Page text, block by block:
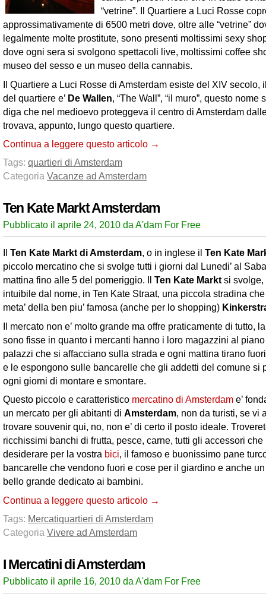
“vetrine”. Il Quartiere a Luci Rosse
approssimativamente di 6500 metri dove, oltre alle “vetrine”
legalmente molte prostitute, sono presenti moltissimi sexy
dove ogni sera si svolgono spettacoli live, moltissimi coffee
museo del sesso e un museo della cannabis.
Il Quartiere a Luci Rosse di Amsterdam esiste del XIV secolo,
del quartiere e’ De Wallen, “The Wall”, “il muro”, questo nome
diga che nel medioevo proteggeva il centro di Amsterdam
trovava, appunto, lungo questo quartiere.
Continua a leggere questo articolo →
Tags: quartieri di Amsterdam
Categoria Vacanze ad Amsterdam
Ten Kate Markt Amsterdam
Pubblicato il aprile 24, 2010 da A'dam For Free
Ten Kate Markt di Amsterdam, o in inglese il Ten Kate
piccolo mercatino che si svolge tutti i giorni dal Lunedi’ al
mattina fino alle 5 del pomeriggio. Il Ten Kate Markt si svolge,
intuibile dal nome, in Ten Kate Straat, una piccola stradina
meta’ della ben piu’ famosa (anche per lo shopping)
Il mercato non e’ molto grande ma offre praticamente di tutto,
sono fisse in quanto i mercanti hanno i loro magazzini al
palazzi che si affacciano sulla strada e ogni mattina tirano
e le espongono sulle bancarelle che gli addetti del comune si
ogni giorni di montare e smontare.
Questo piccolo e caratteristico mercatino di Amsterdam e’
un mercato per gli abitanti di Amsterdam, non da turisti, se vi
trovare souvenir qui, no, non e’ di certo il posto ideale.
ricchissimi banchi di frutta, pesce, carne, tutti gli accessori che
desiderare per la vostra bici, il famoso e buonissimo pane
bancarelle che vendono fuori e cose per il giardino e anche
bello grande dedicato ai bambini.
Continua a leggere questo articolo →
Tags: Mercatiquartieri di Amsterdam
Categoria Vivere ad Amsterdam
I Mercatini di Amsterdam
Pubblicato il aprile 16, 2010 da A'dam For Free